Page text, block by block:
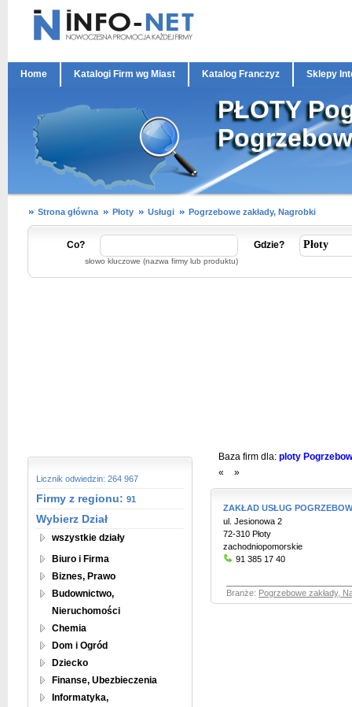
Home Katalogi Firm wg Miast Katalog Franczyz Sklepy
PŁOTY
Strona główna Płoty Usługi Pogrzebowe zakłady, Nagrobki
Co?
słowo kluczowe (nazwa firmy lub produktu)
Gdzie?
Licznik odwiedzin: 264 967
Firmy z regionu: 91
Wybierz Dział
wszystkie działy
Biuro i Firma
Biznes, Prawo
Budownictwo,
Nieruchomości
Chemia
Dom i Ogród
Dziecko
Finanse, Ubezbieczenia
Informatyka,
Baza firm dla: ploty
«
»
ZAKŁAD USŁUG
ul. Jesionowa 2
72-310 Płoty
zachodniopomorskie
91 385 17 40
Branże: Pogrzebowe zakłady,